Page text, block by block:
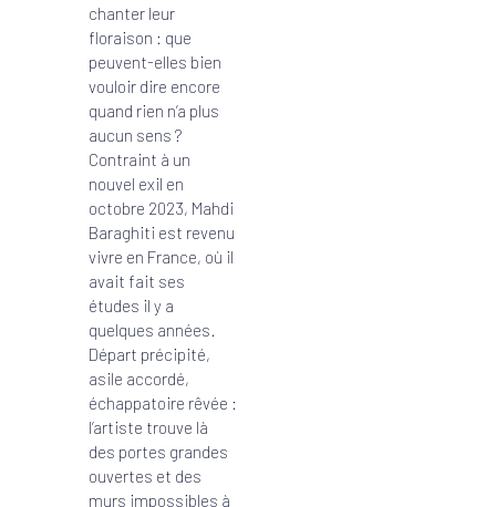
chanter leur
floraison : que
peuvent-elles bien
vouloir dire encore
quand rien n’a plus
aucun sens ?
Contraint à un
nouvel exil en
octobre 2023, Mahdi
Baraghiti est revenu
vivre en France, où il
avait fait ses
études il y a
quelques années.
Départ précipité,
asile accordé,
échappatoire rêvée :
l’artiste trouve là
des portes grandes
ouvertes et des
murs impossibles à